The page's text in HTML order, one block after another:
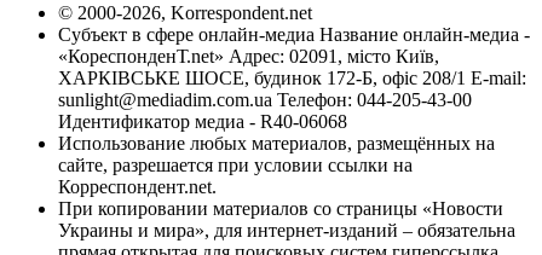
© 2000-2026, Korrespondent.net
Субъект в сфере онлайн-медиа Название онлайн-медиа -
«КореспонденТ.net» Адрес: 02091, місто Київ,
ХАРКІВСЬКЕ ШОСЕ, будинок 172-Б, офіс 208/1 E-mail:
sunlight@mediadim.com.ua Телефон: 044-205-43-00
Идентификатор медиа - R40-06068
Использование любых материалов, размещённых на
сайте, разрешается при условии ссылки на
Корреспондент.net.
При копировании материалов со страницы «Новости
Украины и мира», для интернет-изданий – обязательна